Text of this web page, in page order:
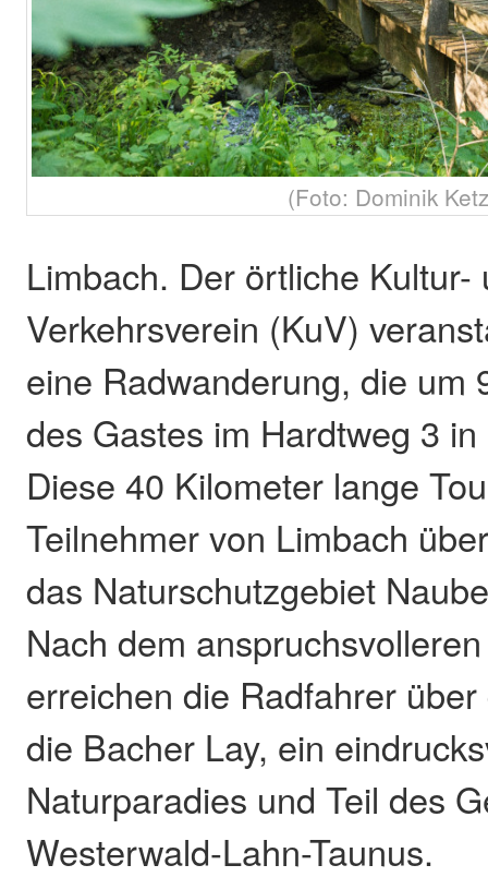
(Foto: Dominik
Limbach. Der örtliche Kultur-
Verkehrsverein (KuV)
eine Radwanderung, die um
des Gastes im Hardtweg 3
Diese 40 Kilometer lange
Teilnehmer von Limbach
das Naturschutzgebiet
Nach dem
erreichen die Radfahrer
die Bacher Lay, ein
Naturparadies und Teil des
Westerwald-Lahn-Taunus.